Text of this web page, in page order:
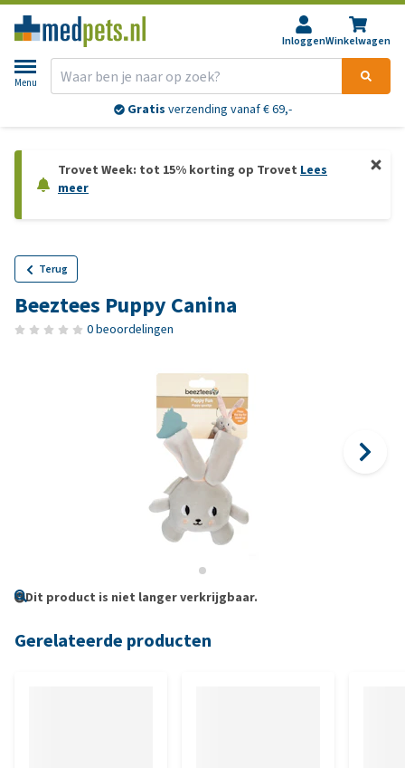
InloggenWinkelwagen
Menu
Gratis verzending vanaf € 69,-
Trovet Week: tot 15% korting op Trovet Lees
meer
Terug
Beeztees Puppy Canina
0 beoordelingen
Dit product is niet langer verkrijgbaar.
Gerelateerde producten